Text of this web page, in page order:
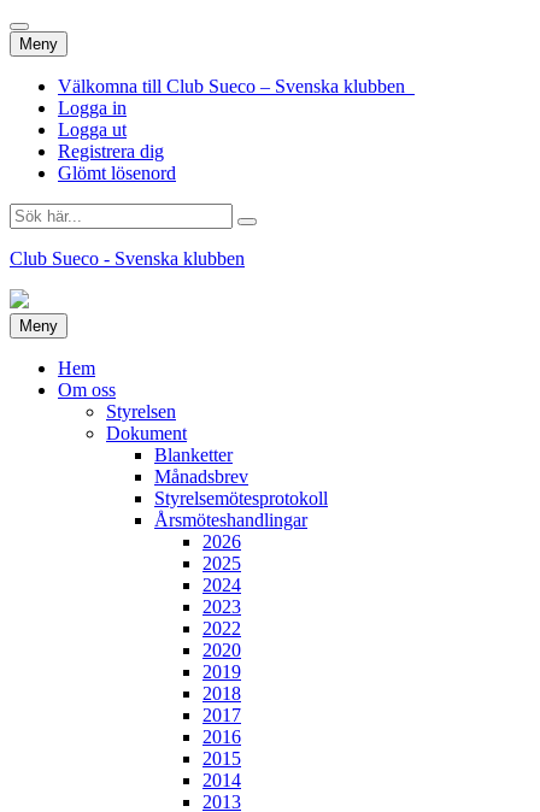
Meny Hoppa
till
innehåll
Välkomna till Club Sueco – Svenska klubben
Logga in
Logga ut
Registrera dig
Glömt lösenord
Sök
efter:
Club Sueco - Svenska klubben
Meny Hoppa
till
innehåll
Hem
Om oss
Styrelsen
Dokument
Blanketter
Månadsbrev
Styrelsemötesprotokoll
Årsmöteshandlingar
2026
2025
2024
2023
2022
2020
2019
2018
2017
2016
2015
2014
2013